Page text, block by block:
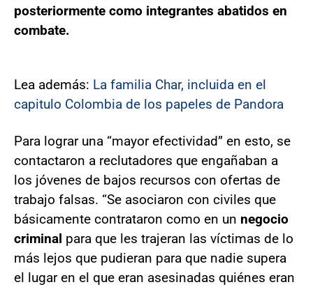
posteriormente como integrantes abatidos en
combate.
Lea además: La familia Char, incluida en el
capitulo Colombia de los papeles de Pandora
Para lograr una “mayor efectividad” en esto, se
contactaron a reclutadores que engañaban a
los jóvenes de bajos recursos con ofertas de
trabajo falsas. “Se asociaron con civiles que
básicamente contrataron como en un negocio
criminal para que les trajeran las víctimas de lo
más lejos que pudieran para que nadie supera
el lugar en el que eran asesinadas quiénes eran